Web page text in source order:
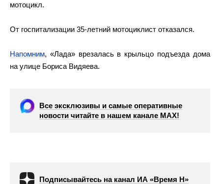
мотоцикл.
От госпитализации 35-летний мотоциклист отказался.
Напомним, «Лада» врезалась в крыльцо подъезда дома
на улице Бориса Видяева.
Все эксклюзивы и самые оперативные
новости читайте в нашем канале МАХ!
Подписывайтесь на канал ИА «Время Н»